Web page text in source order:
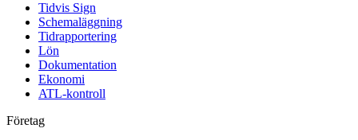
Tidvis Sign
Schemaläggning
Tidrapportering
Lön
Dokumentation
Ekonomi
ATL-kontroll
Företag